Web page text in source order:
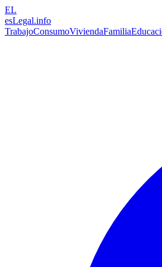
EL
esLegal.info
TrabajoConsumoViviendaFamilia